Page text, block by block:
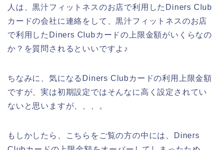
人は、黒汁フィットネスのお店で利用したDiners Club
カードの会社に連絡をして、黒汁フィットネスのお店
で利用したDiners Clubカードの上限金額がいくらなの
か？を質問されるといいですよ♪
ちなみに、気になるDiners Clubカードの利用上限金額
ですが、実は初期設定ではそんなに高く設定されてい
ないと思いますが、、、。
もしかしたら、こちらをご覧の方の中には、Diners